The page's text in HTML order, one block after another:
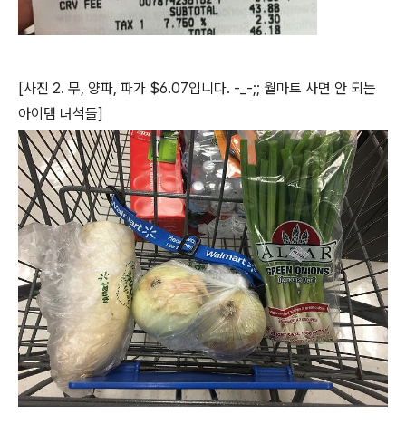
[사진 2. 무, 양파, 파가 $6.07입니다. -_-;; 월마트 사면 안 되는
아이템 녀석들]